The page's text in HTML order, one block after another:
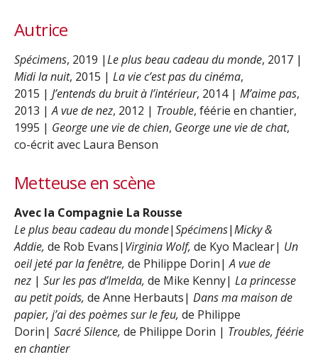
Autrice
Spécimens, 2019 |Le plus beau cadeau du monde, 2017 |
Midi la nuit, 2015 | La vie c’est pas du cinéma,
2015 | J’entends du bruit à l’intérieur, 2014 | M’aime pas,
2013 |A vue de nez, 2012 | Trouble, féérie en chantier,
1995 | George une vie de chien, George une vie de chat,
co-écrit avec Laura Benson
Metteuse en scène
Avec la Compagnie La Rousse
Le plus beau cadeau du monde|Spécimens|Micky &
Addie, de Rob Evans| Virginia Wolf, de Kyo Maclear| Un
oeil jeté par la fenêtre, de Philippe Dorin|A vue de
nez | Sur les pas d’Imelda, de Mike Kenny| La princesse
au petit poids, de Anne Herbauts| Dans ma maison de
papier, j’ai des poèmes sur le feu, de Philippe
Dorin| Sacré Silence, de Philippe Dorin | Troubles, féérie
en chantier